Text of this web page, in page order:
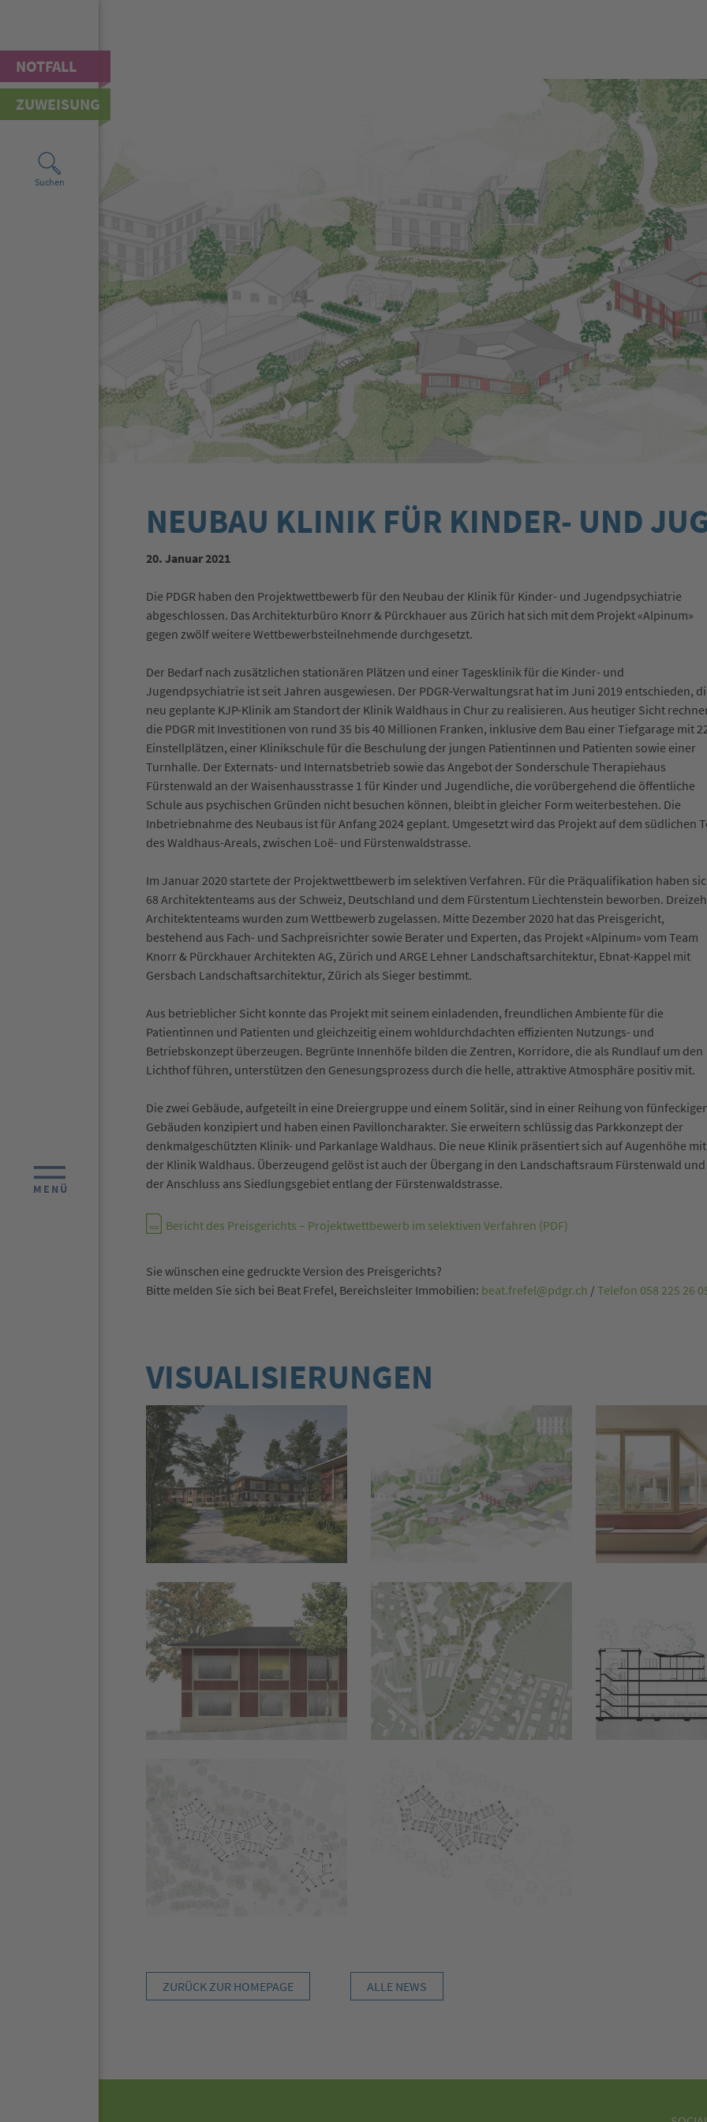
NOTFALL
ZUWEISUNG
Suchen
MENÜ
NEUBAU KLINIK FÜR KINDER- UND
20. Januar 2021
Die PDGR haben den Projektwettbewerb für den Neubau der Klinik für Kinder- und Jugendpsychiatrie
abgeschlossen. Das Architekturbüro Knorr & Pürckhauer aus Zürich hat sich mit dem Projekt «Alpinum»
gegen zwölf weitere Wettbewerbsteilnehmende durchgesetzt.
Der Bedarf nach zusätzlichen stationären Plätzen und einer Tagesklinik für die Kinder- und
Jugendpsychiatrie ist seit Jahren ausgewiesen. Der PDGR-Verwaltungsrat hat im Juni 2019 entschieden,
neu geplante KJP-Klinik am Standort der Klinik Waldhaus in Chur zu realisieren. Aus heutiger Sicht
die PDGR mit Investitionen von rund 35 bis 40 Millionen Franken, inklusive dem Bau einer Tiefgarage mit
Einstellplätzen, einer Klinikschule für die Beschulung der jungen Patientinnen und Patienten sowie einer
Turnhalle. Der Externats- und Internatsbetrieb sowie das Angebot der Sonderschule Therapiehaus
Fürstenwald an der Waisenhausstrasse 1 für Kinder und Jugendliche, die vorübergehend die öffentliche
Schule aus psychischen Gründen nicht besuchen können, bleibt in gleicher Form weiterbestehen. Die
Inbetriebnahme des Neubaus ist für Anfang 2024 geplant. Umgesetzt wird das Projekt auf dem südlichen
des Waldhaus-Areals, zwischen Loë- und Fürstenwaldstrasse.
Im Januar 2020 startete der Projektwettbewerb im selektiven Verfahren. Für die Präqualifikation haben
68 Architektenteams aus der Schweiz, Deutschland und dem Fürstentum Liechtenstein beworben.
Architektenteams wurden zum Wettbewerb zugelassen. Mitte Dezember 2020 hat das Preisgericht,
bestehend aus Fach- und Sachpreisrichter sowie Berater und Experten, das Projekt «Alpinum» vom Team
Knorr & Pürckhauer Architekten AG, Zürich und ARGE Lehner Landschaftsarchitektur, Ebnat-Kappel mit
Gersbach Landschaftsarchitektur, Zürich als Sieger bestimmt.
Aus betrieblicher Sicht konnte das Projekt mit seinem einladenden, freundlichen Ambiente für die
Patientinnen und Patienten und gleichzeitig einem wohldurchdachten effizienten Nutzungs- und
Betriebskonzept überzeugen. Begrünte Innenhöfe bilden die Zentren, Korridore, die als Rundlauf um den
Lichthof führen, unterstützen den Genesungsprozess durch die helle, attraktive Atmosphäre positiv mit.
Die zwei Gebäude, aufgeteilt in eine Dreiergruppe und einem Solitär, sind in einer Reihung von
Gebäuden konzipiert und haben einen Pavilloncharakter. Sie erweitern schlüssig das Parkkonzept der
denkmalgeschützten Klinik- und Parkanlage Waldhaus. Die neue Klinik präsentiert sich auf Augenhöhe mit
der Klinik Waldhaus. Überzeugend gelöst ist auch der Übergang in den Landschaftsraum Fürstenwald und
der Anschluss ans Siedlungsgebiet entlang der Fürstenwaldstrasse.
Bericht des Preisgerichts – Projektwettbewerb im selektiven Verfahren (PDF)
Sie wünschen eine gedruckte Version des Preisgerichts?
Bitte melden Sie sich bei Beat Frefel, Bereichsleiter Immobilien: beat.frefel@pdgr.ch / Telefon 058 225 26
VISUALISIERUNGEN
ZURÜCK ZUR HOMEPAGE ALLE NEWS